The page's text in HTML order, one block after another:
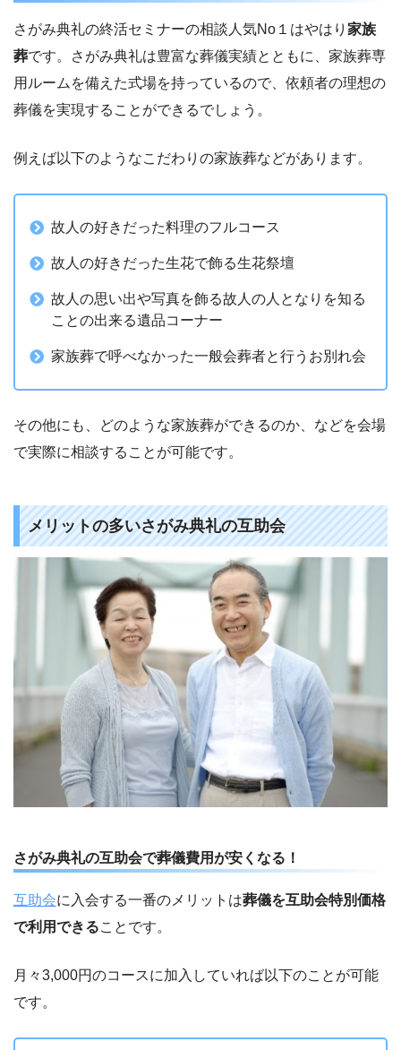
さがみ典礼の終活セミナーの相談人気No１はやはり 家族
葬です。さがみ典礼は豊富な葬儀実績とともに、家族葬専
用ルームを備えた式場を持っているので、依頼者の理想の
葬儀を実現することができるでしょう。
例えば以下のようなこだわりの家族葬などがあります。
故人の好きだった料理のフルコース
故人の好きだった生花で飾る生花祭壇
故人の思い出や写真を飾る故人の人となりを知る
ことの出来る遺品コーナー
家族葬で呼べなかった一般会葬者と行うお別れ会
その他にも、どのような家族葬ができるのか、などを会場
で実際に相談することが可能です。
メリットの多いさがみ典礼の互助会
さがみ典礼の互助会で葬儀費用が安くなる！
互助会に入会する一番のメリットは葬儀を互助会特別価格
で利用できることです。
月々3,000円のコースに加入していれば以下のことが可能
です。